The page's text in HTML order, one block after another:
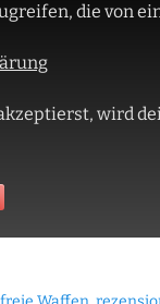
die von
wird